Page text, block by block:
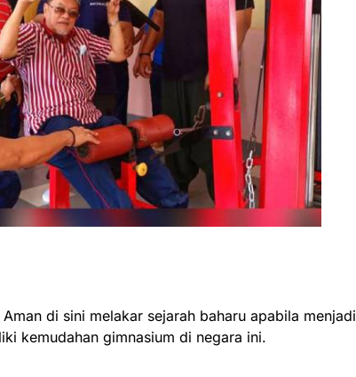
di sini melakar sejarah baharu apabila menjadi
kemudahan gimnasium di negara ini.